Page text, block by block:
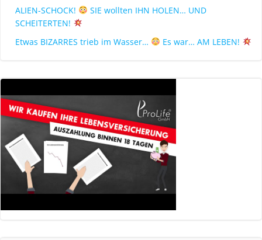
ALIEN-SCHOCK!
SIE wollten IHN HOLEN… UND
SCHEITERTEN!
Etwas BIZARRES trieb im Wasser…
Es war… AM LEBEN!